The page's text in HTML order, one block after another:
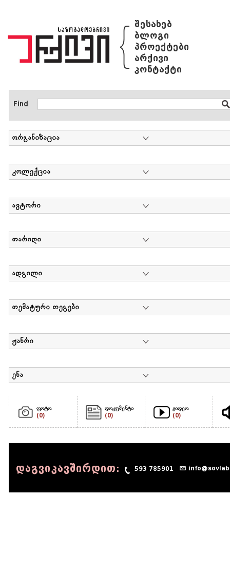
{ შესახებ
ბლოგი
პროექტები
არქივი
კონტაქტი
Find
ორგანიზაცია
კოლექცია
ავტორი
თარიღი
ადგილი
თემატური თეგები
ჟანრი
ენა
ფოტო
(0)
დოკუმენტი
(0)
ვიდეო
(0)
დაგვიკავშირდით: 593 785901